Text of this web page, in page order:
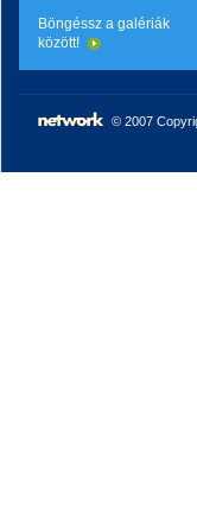
Böngéssz a galériák
között!
© 2007